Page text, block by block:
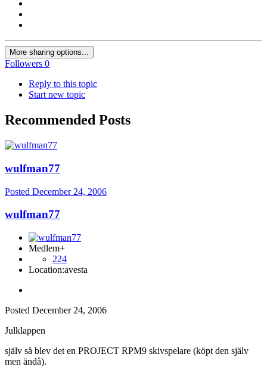
More sharing options...
Followers 0
Reply to this topic
Start new topic
Recommended Posts
wulfman77
Posted December 24, 2006
wulfman77
Medlem+
224
Location:avesta
Posted December 24, 2006
Julklappen
själv så blev det en PROJECT RPM9 skivspelare (köpt den själv
men ändå).